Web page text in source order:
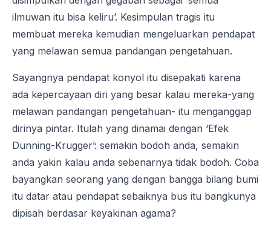
ilmuwan itu bisa keliru’. Kesimpulan tragis itu
membuat mereka kemudian mengeluarkan pendapat
yang melawan semua pandangan pengetahuan.
Sayangnya pendapat konyol itu disepakati karena
ada kepercayaan diri yang besar kalau mereka-yang
melawan pandangan pengetahuan- itu menganggap
dirinya pintar. Itulah yang dinamai dengan ‘Efek
Dunning-Krugger’: semakin bodoh anda, semakin
anda yakin kalau anda sebenarnya tidak bodoh. Coba
bayangkan seorang yang dengan bangga bilang bumi
itu datar atau pendapat sebaiknya bus itu bangkunya
dipisah berdasar keyakinan agama?